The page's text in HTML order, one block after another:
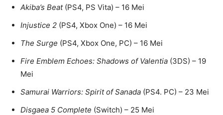
Akiba’s Beat(PS4, PS Vita) – 16 Mei
Injustice 2 (PS4, Xbox One) – 16 Mei
The Surge (PS4, Xbox One, PC) – 16 Mei
Fire Emblem Echoes: Shadows of Valentia (3DS) – 19
Mei
Samurai Warriors: Spirit of Sanada (PS4. PC) – 23 Mei
Disgaea 5 Complete (Switch) – 25 Mei